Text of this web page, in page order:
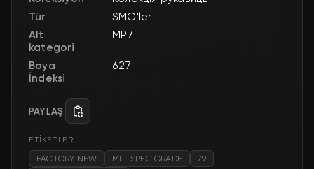
Tür
SMG'ler
Alt
kategori
MP7
Boya
İndeksi
627
PAYLAŞ:
ETİKETLER:
FACTORY NEW
MIL-SPEC GRADE
79